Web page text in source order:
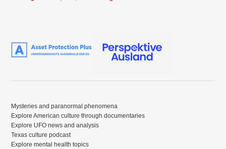
Mysteries and paranormal phenomena
Explore American culture through documentaries
Explore UFO news and analysis
Texas culture podcast
Explore mental health topics